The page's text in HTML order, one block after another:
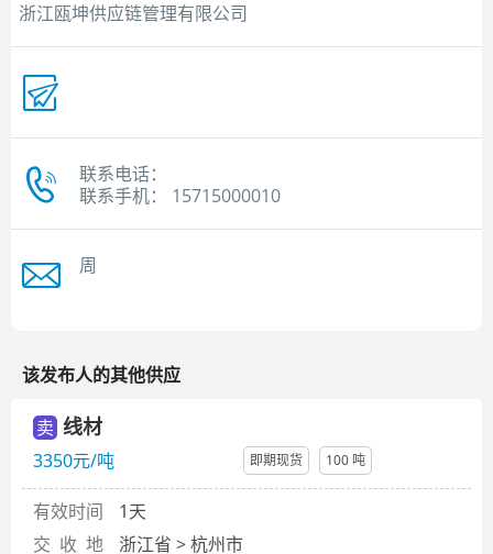
浙江瓯坤供应链管理有限公司
联系电话：
联系手机： 15715000010
周
该发布人的其他供应
卖 线材
3350元/吨 即期现货 100 吨
有效时间
1天
交 收 地
浙江省 > 杭州市